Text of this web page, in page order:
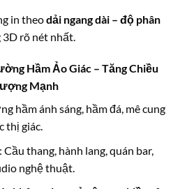
in theodải ngang dài – độ phân
rõ nét nhất.
Hầm Ảo Giác – Tăng Chiều
Mạnh
hầm ánh sáng, hầm đá, mê cung
thị giác.
Cầu thang, hành lang, quán bar,
nghệ thuật.